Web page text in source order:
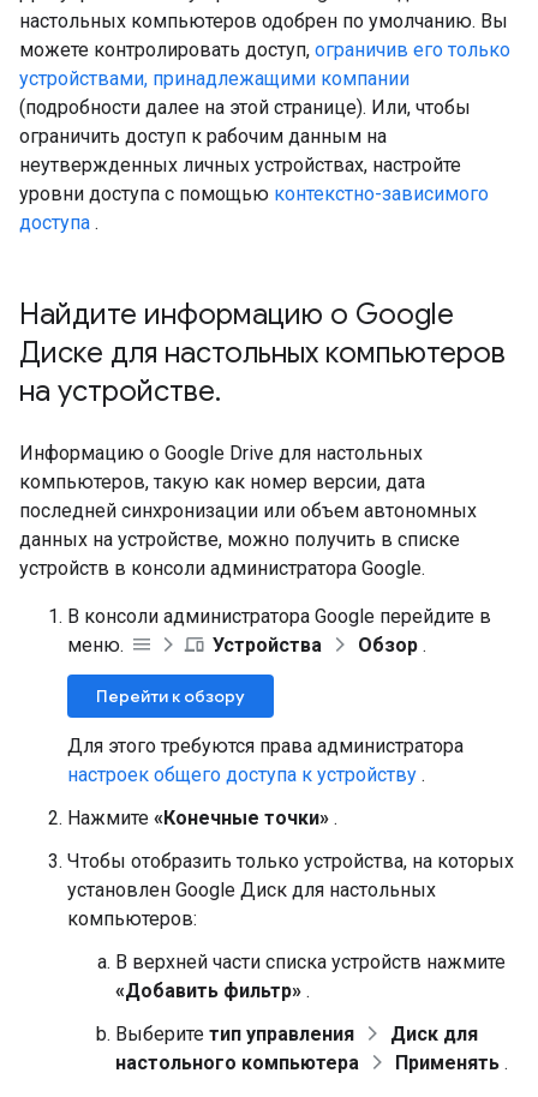
настольных компьютеров одобрен по умолчанию. Вы
можете контролировать доступ, ограничив его только
устройствами, принадлежащими компании
(подробности далее на этой странице). Или, чтобы
ограничить доступ к рабочим данным на
неутвержденных личных устройствах, настройте
уровни доступа с помощью контекстно-зависимого
доступа .
Найдите информацию о Google
Диске для настольных компьютеров
на устройстве.
Информацию о Google Drive для настольных
компьютеров, такую ​​как номер версии, дата
последней синхронизации или объем автономных
данных на устройстве, можно получить в списке
устройств в консоли администратора Google.
В консоли администратора Google перейдите в
меню.
Устройства Обзор .
Перейти к обзору
Для этого требуются права администратора
настроек общего доступа к устройству .
Нажмите «Конечные точки» .
Чтобы отобразить только устройства, на которых
установлен Google Диск для настольных
компьютеров:
В верхней части списка устройств нажмите
«Добавить фильтр» .
Выберите тип управления
Диск для
настольного компьютера
Применять .